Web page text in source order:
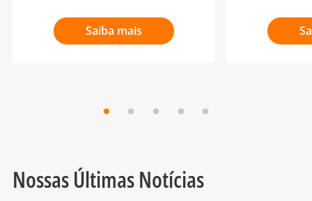
Saiba mais
Nossas Últimas Notícias